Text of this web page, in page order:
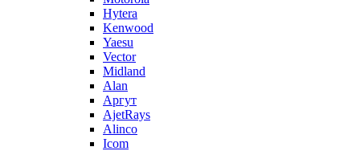
Hytera
Kenwood
Yaesu
Vector
Midland
Alan
Аргут
AjetRays
Alinco
Icom